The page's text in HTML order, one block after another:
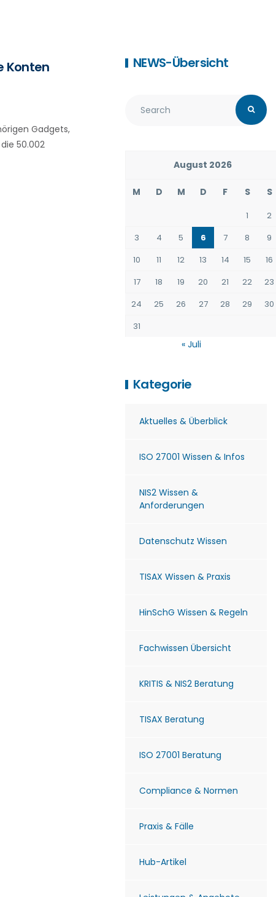
Konten
Gadgets,
50.002
NEWS-Übersicht
August 2026
M D M D F S S
1
2
3
4 5 6 7 8
9
10
11 12 13 14 15
16
17
18 19 20 21 22
23
24
25 26 27 28 29
30
31
« Juli
Kategorie
Aktuelles & Überblick
ISO 27001 Wissen & Infos
NIS2 Wissen &
Anforderungen
Datenschutz Wissen
TISAX Wissen & Praxis
HinSchG Wissen & Regeln
Fachwissen Übersicht
KRITIS & NIS2 Beratung
TISAX Beratung
ISO 27001 Beratung
Compliance & Normen
Praxis & Fälle
Hub-Artikel